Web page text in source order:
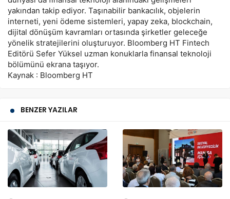
yakından takip ediyor. Taşınabilir bankacılık, objelerin
interneti, yeni ödeme sistemleri, yapay zeka, blockchain,
dijital dönüşüm kavramları ortasında şirketler geleceğe
yönelik stratejilerini oluşturuyor. Bloomberg HT Fintech
Editörü Sefer Yüksel uzman konuklarla finansal teknoloji
bölümünü ekrana taşıyor.
Kaynak : Bloomberg HT
BENZER YAZILAR